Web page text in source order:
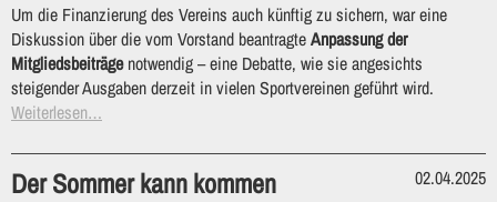
Um die Finanzierung des Vereins auch künftig zu sichern, war eine
Diskussion über die vom Vorstand beantragteAnpassung der
Mitgliedsbeiträgenotwendig – eine Debatte, wie sie angesichts
steigender Ausgaben derzeit in vielen Sportvereinen geführt wird.
Weiterlesen…
Der Sommer kann kommen 02.04.2025